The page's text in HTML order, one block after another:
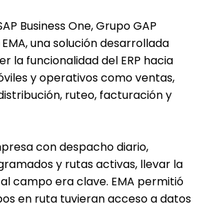
Business One, Grupo GAP
una solución desarrollada
la funcionalidad del ERP hacia
y operativos como ventas,
ruteo, facturación y
con despacho diario,
y rutas activas, llevar la
campo era clave. EMA permitió
en ruta tuvieran acceso a datos